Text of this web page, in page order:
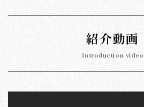
紹介動画
Introduction video